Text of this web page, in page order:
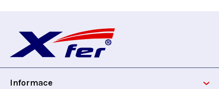
p
Informace